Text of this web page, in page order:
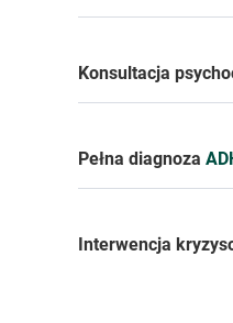
Konsultacja
Pełna diagnoza
Interwencja